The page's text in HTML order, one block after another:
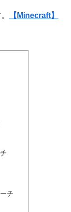
【Minecraft】
チ